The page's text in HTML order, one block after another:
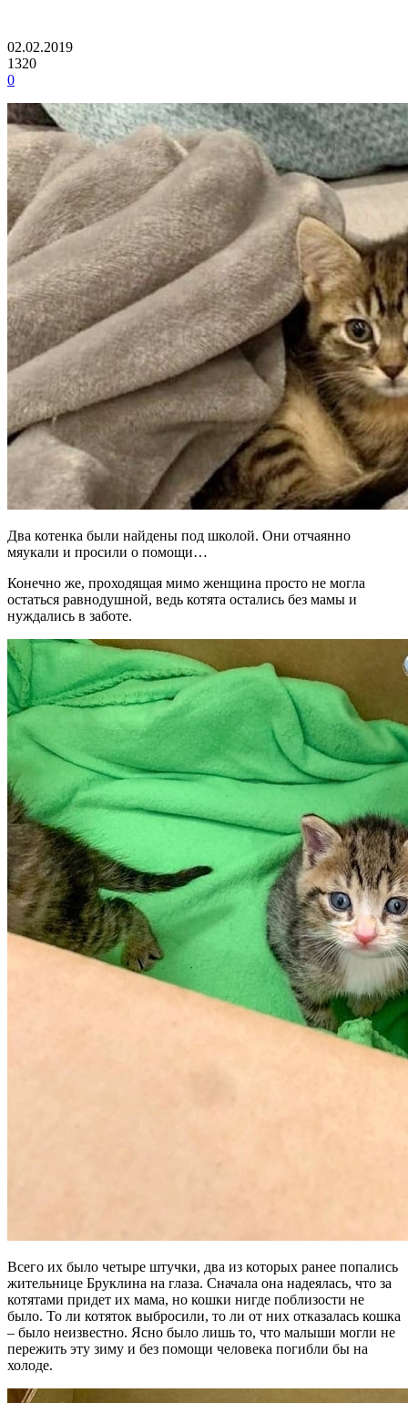
02.02.2019
1320
0
Два котенка были найдены под школой. Они отчаянно
мяукали и просили о помощи…
Конечно же, проходящая мимо женщина просто не могла
остаться равнодушной, ведь котята остались без мамы и
нуждались в заботе.
Всего их было четыре штучки, два из которых ранее попались
жительнице Бруклина на глаза. Сначала она надеялась, что за
котятами придет их мама, но кошки нигде поблизости не
было. То ли котяток выбросили, то ли от них отказалась кошка
– было неизвестно. Ясно было лишь то, что малыши могли не
пережить эту зиму и без помощи человека погибли бы на
холоде.